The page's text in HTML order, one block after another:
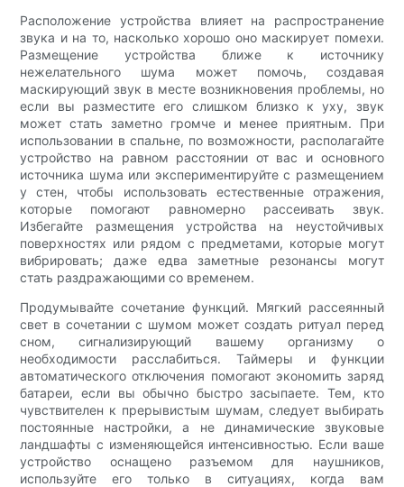
Расположение устройства влияет на распространение
звука и на то, насколько хорошо оно маскирует помехи.
Размещение устройства ближе к источнику
нежелательного шума может помочь, создавая
маскирующий звук в месте возникновения проблемы, но
если вы разместите его слишком близко к уху, звук
может стать заметно громче и менее приятным. При
использовании в спальне, по возможности, располагайте
устройство на равном расстоянии от вас и основного
источника шума или экспериментируйте с размещением
у стен, чтобы использовать естественные отражения,
которые помогают равномерно рассеивать звук.
Избегайте размещения устройства на неустойчивых
поверхностях или рядом с предметами, которые могут
вибрировать; даже едва заметные резонансы могут
стать раздражающими со временем.
Продумывайте сочетание функций. Мягкий рассеянный
свет в сочетании с шумом может создать ритуал перед
сном, сигнализирующий вашему организму о
необходимости расслабиться. Таймеры и функции
автоматического отключения помогают экономить заряд
батареи, если вы обычно быстро засыпаете. Тем, кто
чувствителен к прерывистым шумам, следует выбирать
постоянные настройки, а не динамические звуковые
ландшафты с изменяющейся интенсивностью. Если ваше
устройство оснащено разъемом для наушников,
используйте его только в ситуациях, когда вам